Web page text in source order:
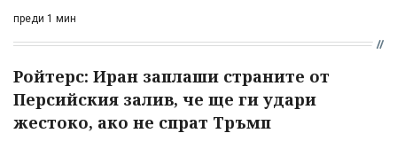
преди 1 мин
Ройтерс: Иран заплаши страните от
Персийския залив, че ще ги удари
жестоко, ако не спрат Тръмп